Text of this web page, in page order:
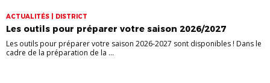
ACTUALITÉS | DISTRICT
Les outils pour préparer votre saison 2026/2027
Les outils pour préparer votre saison 2026-2027 sont disponibles ! Dans le
cadre de la préparation de la ...